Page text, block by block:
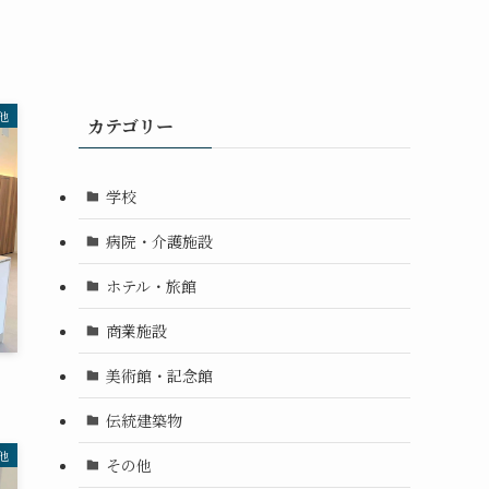
カテゴリー
学校
病院・介護施設
ホテル・旅館
商業施設
美術館・記念館
伝統建築物
その他